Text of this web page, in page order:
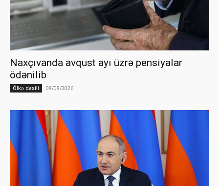
Naxçıvanda avqust ayı üzrə pensiyalar
ödənilib
Ölkə daxili 08/08/2026